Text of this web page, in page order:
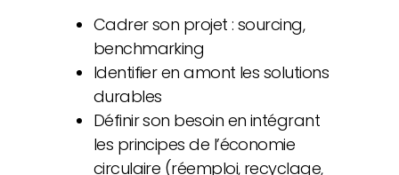
Cadrer son projet : sourcing,
benchmarking
Identifier en amont les solutions
durables
Définir son besoin en intégrant
les principes de l’économie
circulaire (réemploi, recyclage,